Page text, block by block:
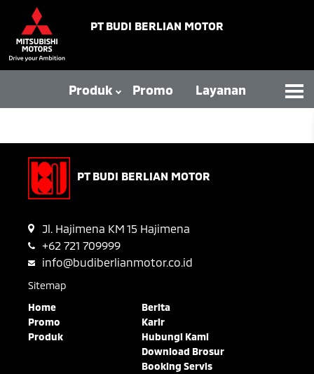
PT BUDI BERLIAN MOTOR
Produk Promo Layanan
PT BUDI BERLIAN MOTOR
Jl. Hajimena KM 15 Hajimena
+62 721 709999
info@budiberlianmotor.co.id
Sitemap
Home
Promo
Produk
Berita
Karir
Hubungi Kami
Download Brosur
Booking Servis